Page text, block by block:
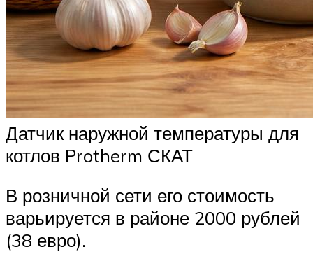
Датчик наружной температуры для
котлов Protherm СКАТ
В розничной сети его стоимость
варьируется в районе 2000 рублей
(38 евро).